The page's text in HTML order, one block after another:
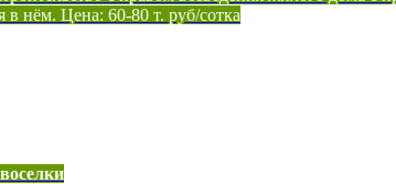
нём. Цена: 60-80 т. руб/сотка